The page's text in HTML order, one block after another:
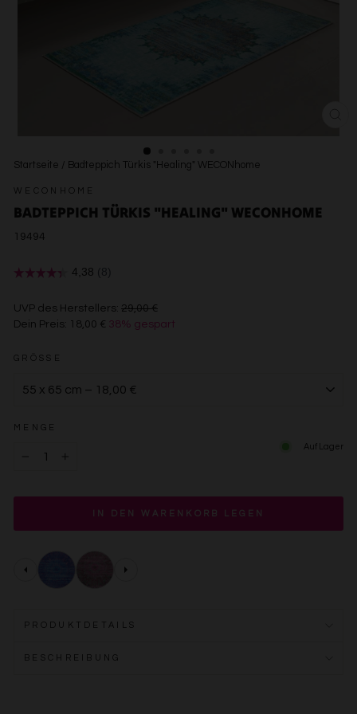
Startseite / Badteppich Türkis "Healing" WECONhome
WECONHOME
BADTEPPICH TÜRKIS "HEALING" WECONHOME
19494
UVP des Herstellers: 29,00 €€29,00
Dein Preis: 18,00 € 38% gespart
GRÖSSE
MENGE
Auf Lager
IN DEN WARENKORB LEGEN
PRODUKTDETAILS
BESCHREIBUNG